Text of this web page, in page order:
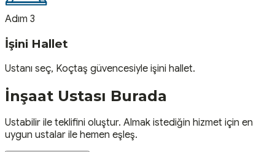
Adım 3
İşini Hallet
Ustanı seç, Koçtaş güvencesiyle işini hallet.
İnşaat Ustası Burada
Ustabilir ile teklifini oluştur. Almak istediğin hizmet için en
uygun ustalar ile hemen eşleş.